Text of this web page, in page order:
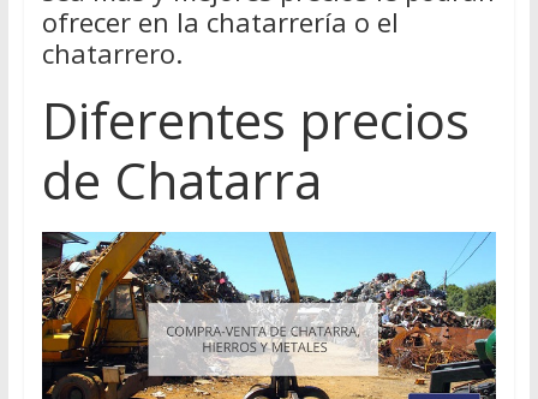
ofrecer en la chatarrería o el
chatarrero.
Diferentes precios
de Chatarra